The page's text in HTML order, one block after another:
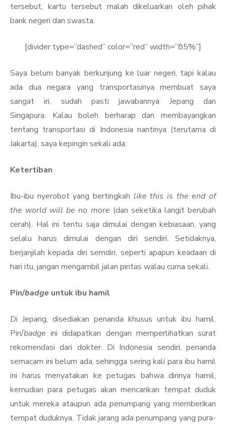
tersebut, kartu tersebut malah dikeluarkan oleh pihak
bank negeri dan swasta.
[divider type=”dashed” color=”red” width=”85%”]
Saya belum banyak berkunjung ke luar negeri, tapi kalau
ada dua negara yang transportasinya membuat saya
sangat iri, sudah pasti jawabannya Jepang dan
Singapura. Kalau boleh berharap dan membayangkan
tentang transportasi di Indonesia nantinya (terutama di
Jakarta), saya kepingin sekali ada:
Ketertiban
Ibu-ibu nyerobot yang bertingkah like this is the end of
the world will be no more (dan seketika langit berubah
cerah). Hal ini tentu saja dimulai dengan kebiasaan, yang
selalu harus dimulai dengan diri sendiri. Setidaknya,
berjanjilah kepada diri semdiri, seperti apapun keadaan di
hari itu, jangan mengambil jalan pintas walau cuma sekali.
Pin/badge untuk ibu hamil
Di Jepang, disediakan penanda khusus untuk ibu hamil.
Pin/badge ini didapatkan dengan memperlihatkan surat
rekomendasi dari dokter. Di Indonesia sendiri, penanda
semacam ini belum ada, sehingga sering kali para ibu hamil
ini harus menyatakan ke petugas bahwa dirinya hamil,
kemudian para petugas akan mencarikan tempat duduk
untuk mereka ataupun ada penumpang yang memberikan
tempat duduknya. Tidak jarang ada penumpang yang pura-